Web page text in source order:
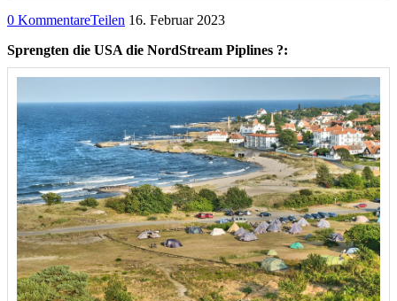
0 KommentareTeilen 16. Februar 2023
Sprengten die USA die NordStream Piplines ?: